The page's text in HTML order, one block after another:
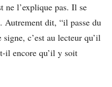
ne l’explique pas. Il se
Autrement dit, “il passe du
c’est au lecteur qu’il
il encore qu’il y soit